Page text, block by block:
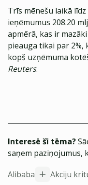
Trīs mēnešu laikā
ieņēmumus 208.20
apmērā, kas ir
pieauga tikai par 2%,
kopš uzņēmuma
Reuters.
Interesē šī tēma?
saņem paziņojumus,
Alibaba
Akciju